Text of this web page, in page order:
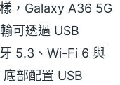
，Galaxy A36 5G
可透過 USB
5.3、Wi-Fi 6 與
部配置 USB